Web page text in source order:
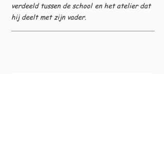
verdeeld tussen de school en het atelier dat
hij deelt met zijn vader.